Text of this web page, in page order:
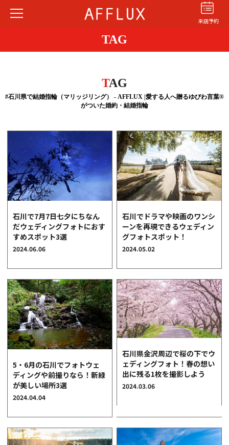
来店予約
商品カテゴリ
ショップ
AFFLUXについて
AFFLUXの永久保証®
無限大のオーダーメイド
ゆびわ言葉®
クオリティ
AFFLUXダイヤモンド
サービス
お役立ち記事
フェア・ニュース
ブログ・お客様の声
カタログ請求
06-7777-7370
受付時間 11:00〜19:00/火曜日定休
会社概要
お問い合わせ|プライバシーポリシー
TAG
TAG
#石川県で結婚指輪（マリッジリング） - AFFLUX |愛する人へ贈るゆびわ言葉®
がついた婚約・結婚指輪
石川で7月7日七夕にちなん
だウェディングフォトにおす
すめスポット3選
2024.06.06
石川でドラマや映画のワンシ
ーンを再現できるウェディン
グフォトスポット！
2024.05.02
5・6月の石川でフォトウェ
ディングや前撮りなら！新緑
が美しい場所3選
2024.04.04
石川県金沢周辺で桜の下でウ
ェディングフォト！春の想い
出に残る1枚を撮影しよう
2024.03.06